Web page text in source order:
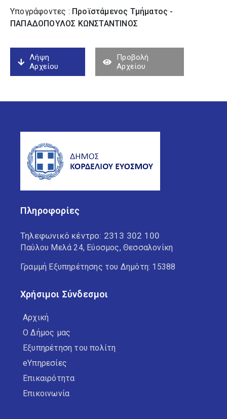
Υπογράφοντες : Προϊστάμενος Τμήματος -
ΠΑΠΑΔΟΠΟΥΛΟΣ ΚΩΝΣΤΑΝΤΙΝΟΣ
Λήψη
Αρχείου
Προβολή
Αρχείου
Πληροφορίες
Τηλεφωνικό κέντρο: 2313 302 100
Παύλου Μελά 24, Εύοσμος, Θεσσαλονίκη
Γραμμή Εξυπηρέτησης του Δημότη: 15388
Χρήσιμοι Σύνδεσμοι
Αρχική
Ο Δήμος μας
Εξυπηρέτηση του πολίτη
eΥπηρεσίες
Επικαιρότητα
Επικοινωνία